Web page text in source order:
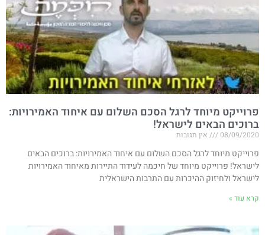
פרוייקט מיוחד לרגל הסכם השלום עם איחוד האמירויות​:
ברוכים הבאים לישראל!
08/09/2020 אין תגובות
פרוייקט מיוחד לרגל הסכם השלום עם איחוד האמירויות​: ברוכים הבאים
לישראל! פרוייקט מיוחד של חיכמה לעידוד התיירות מאיחוד האמירויות
לישראל ולחיזוק ההיכרות עם התרבות הישראלית
קרא עוד »